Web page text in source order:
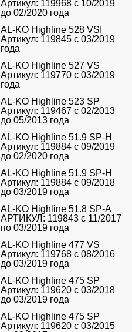
Артикул: 119968 с 10/2019
до 02/2020 года
AL-KO Highline 528 VSI
Артикул: 119845 с 03/2019
года
AL-KO Highline 527 VS
Артикул: 119770 с 03/2019
года
AL-KO Highline 523 SP
Артикул: 119467 с 02/2013
до 05/2013 года
AL-KO Highline 51.9 SP-H
Артикул: 119884 с 09/2019
до 02/2020 года
AL-KO Highline 51.9 SP-H
Артикул: 119884 с 09/2018
до 03/2019 года
AL-KO Highline 51.8 SP-A
АРТИКУЛ: 119843 с 11/2017
по 03/2019 года
AL-KO Highline 477 VS
Артикул: 119768 с 08/2016
до 03/2019 года
AL-KO Highline 475 SP
Артикул: 119620 с 03/2018
до 03/2019 года
AL-KO Highline 475 SP
Артикул: 119620 с 03/2015